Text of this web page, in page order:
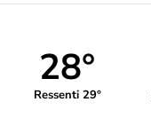
28°
Ressenti 29°